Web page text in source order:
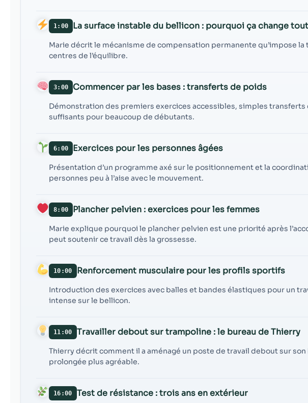
1:00 La surface instable du bellicon : pourquoi ça change tout
Marie décrit le mécanisme de compensation permanente qu’impose
centres de l’équilibre.
3:00 Commencer par les bases : transferts de poids
Démonstration des premiers exercices accessibles, simples
suffisants pour beaucoup de débutants.
6:00 Exercices pour les personnes âgées
Présentation d’un programme axé sur le positionnement et la
personnes peu à l’aise avec le mouvement.
8:00 Plancher pelvien : exercices pour les femmes
Marie explique pourquoi le plancher pelvien est une priorité après
peut soutenir ce travail dès la grossesse.
10:00 Renforcement musculaire pour les profils sportifs
Introduction des exercices avec balles et bandes élastiques pour un
intense sur le bellicon.
11:00 Travailler debout sur trampoline : le bureau de Thierry
Thierry décrit comment il a aménagé un poste de travail debout sur
prolongée plus agréable.
16:00 Test de résistance : trois ans en extérieur